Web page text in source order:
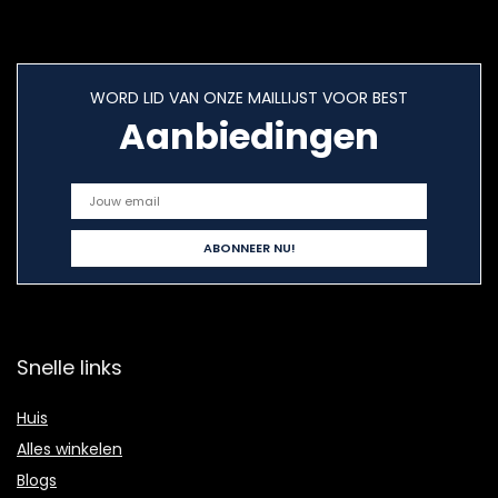
WORD LID VAN ONZE MAILLIJST VOOR BEST
Aanbiedingen
Snelle links
Huis
Alles winkelen
Blogs